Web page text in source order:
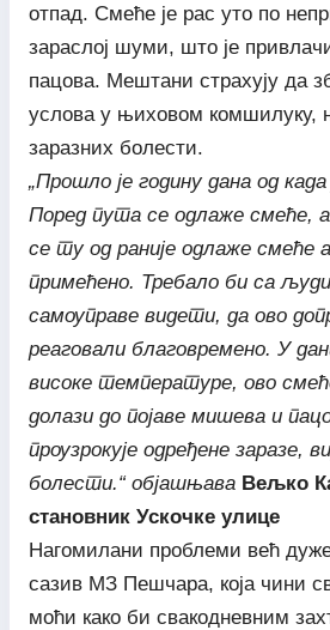
отпад. Смеће је рас уто по
зараслој шуми, што је
пацова. Мештани страхују да
услова у њиховом комшилуку,
заразних болести.
„Прошло је годину дана од
Поред пута се одлаже смеће,
се ту од раније одлаже смеће
примећено. Требало би са
самоуправе видети, да ово
реаговали благовремено. У
високе температуре, ово
долази до појаве мишева и
проузрокује одређене заразе,
болести.“ објашњава Вељко
становник Ускочке улице
Нагомилани проблеми већ
сазив МЗ Пешчара, која чини
моћи како би свакодневним